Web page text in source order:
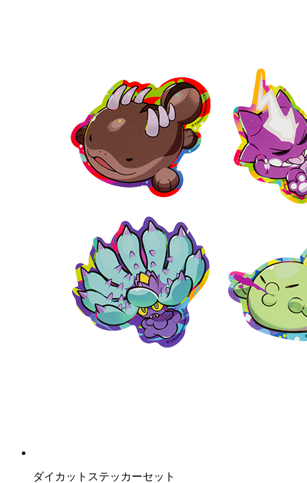
ダイカットステッカーセット